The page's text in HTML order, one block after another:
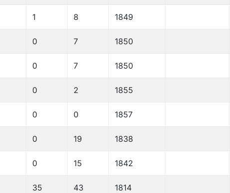
1 8 1849
0 7 1850
0 7 1850
0 2 1855
0 0 1857
0 19 1838
0 15 1842
35 43 1814